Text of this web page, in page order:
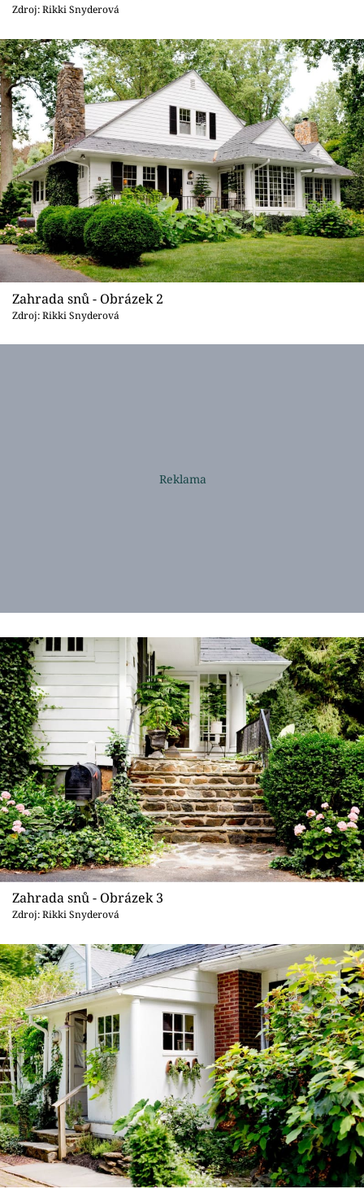
Přihlášení
Sledujte nás
Zdroj: Rikki Snyderová
Zahrada snů - Obrázek 2
Zdroj: Rikki Snyderová
Zahrada snů - Obrázek 3
Zdroj: Rikki Snyderová